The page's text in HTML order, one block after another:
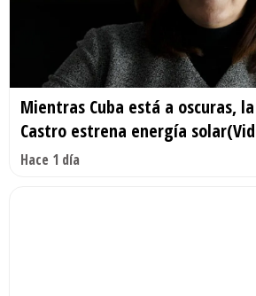
Mientras Cuba está a oscuras,
Castro estrena energía
Hace 1 día